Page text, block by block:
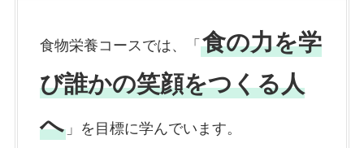
食物栄養コースでは、「 食の力を学
び誰かの笑顔をつくる人
へ」を目標に学んでいます。